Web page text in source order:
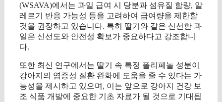
(WSAVA)에서는 과일 급여 시 당분과 섬유질 함량, 알
레르기 반응 가능성 등을 고려하여 급여량을 제한할
것을 권장하고 있습니다. 특히 딸기와 같은 신선한 과
일은 신선도와 안전성 확보가 중요하다고 강조합니
다.
또한 최신 연구에서는 딸기 속 특정 폴리페놀 성분이
강아지의 염증성 질환 완화에 도움을 줄 수 있다는 가
능성을 제시하고 있으며, 이는 앞으로 강아지 건강 보
조 식품 개발에 중요한 기초 자료가 될 것으로 기대됩